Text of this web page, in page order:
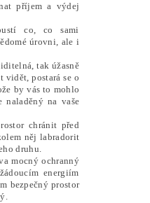
příjem a výdej
co, co sami
úrovni, ale i
tak úžasně
postará se o
by vás to mohlo
na vaše
chránit před
něj labradorit
druhu.
mocný ochranný
energiím
bezpečný prostor